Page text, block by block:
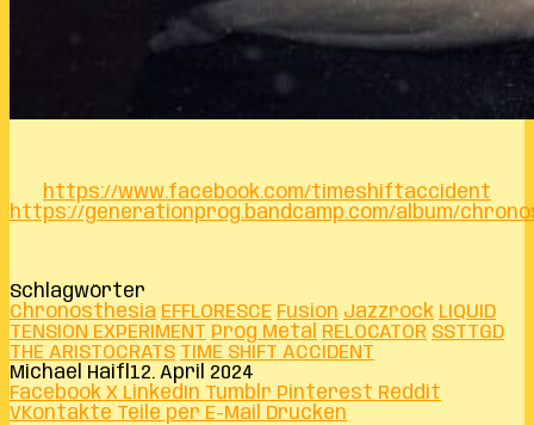
https://www.facebook.com/timeshiftaccident
https://generationprog.bandcamp.com/album/
Schlagwörter
Chronosthesia EFFLORESCE Fusion Jazzrock LIQUID
TENSION EXPERIMENT Prog Metal RELOCATOR SSTTGD
THE ARISTOCRATS TIME SHIFT ACCIDENT
Michael Haifl 12. April 2024
Facebook X LinkedIn Tumblr Pinterest Reddit
VKontakte Teile per E-Mail Drucken